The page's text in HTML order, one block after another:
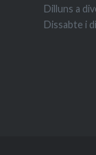
Dilluns a
Dissabte i